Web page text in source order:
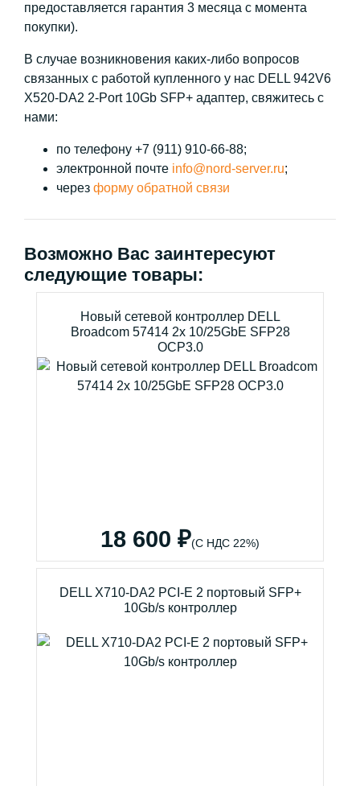
предоставляется гарантия 3 месяца с момента
покупки).
В случае возникновения каких-либо вопросов
связанных с работой купленного у нас DELL 942V6
X520-DA2 2-Port 10Gb SFP+ адаптер, свяжитесь с
нами:
по телефону +7 (911) 910-66-88;
электронной почте info@nord-server.ru;
через форму обратной связи
Возможно Вас заинтересуют
следующие товары:
Новый сетевой контроллер DELL
Broadcom 57414 2x 10/25GbE SFP28
OCP3.0
18 600 ₽(С НДС 22%)
DELL X710-DA2 PCI-E 2 портовый SFP+
10Gb/s контроллер